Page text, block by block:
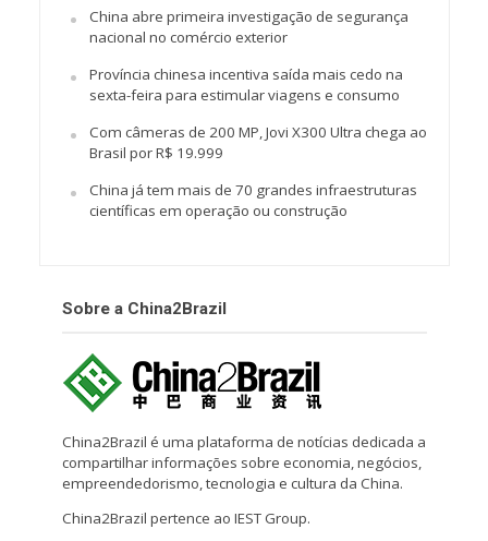
China abre primeira investigação de segurança
nacional no comércio exterior
Província chinesa incentiva saída mais cedo na
sexta-feira para estimular viagens e consumo
Com câmeras de 200 MP, Jovi X300 Ultra chega ao
Brasil por R$ 19.999
China já tem mais de 70 grandes infraestruturas
científicas em operação ou construção
Sobre a China2Brazil
China2Brazil é uma plataforma de notícias dedicada a
compartilhar informações sobre economia, negócios,
empreendedorismo, tecnologia e cultura da China.
China2Brazil pertence ao IEST Group.